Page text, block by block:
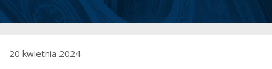
20 kwietnia 2024